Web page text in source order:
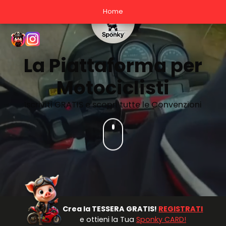
Home
La Piattaforma per
Motociclisti
Iscriviti GRATIS e scopri tutte le Convenzioni
Crea la TESSERA GRATIS! REGISTRATI
e ottieni la Tua Sponky CARD!